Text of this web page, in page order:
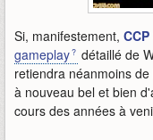
Si, manifestement,
gameplay
détaillé de
retiendra néanmoins
à nouveau bel et bien
cours des années à